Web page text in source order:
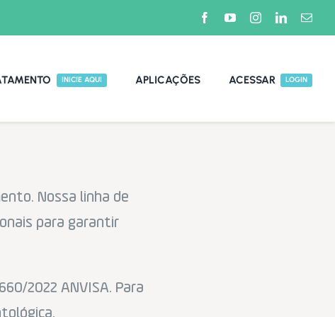
INICIE AQUI APLICAÇÕES ACESSAR LOGIN
Nossa linha de
para garantir
2022 ANVISA. Para